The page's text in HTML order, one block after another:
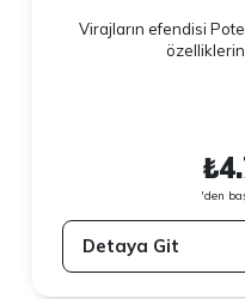
Virajların efendisi
'den
Detaya Git